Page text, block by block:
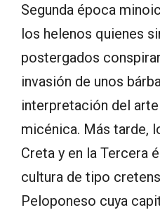
Segunda época
los helenos quienes
postergados
invasión de unos
interpretación del
micénica. Más tarde,
Creta y en la Tercera
cultura de tipo
Peloponeso cuya